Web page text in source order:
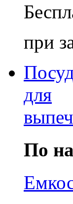
при
для
По